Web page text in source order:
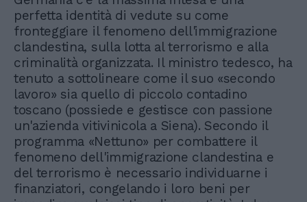
perfetta identità di vedute su come
fronteggiare il fenomeno dell'immigrazione
clandestina, sulla lotta al terrorismo e alla
criminalità organizzata. Il ministro tedesco, ha
tenuto a sottolineare come il suo «secondo
lavoro» sia quello di piccolo contadino
toscano (possiede e gestisce con passione
un'azienda vitivinicola a Siena). Secondo il
programma «Nettuno» per combattere il
fenomeno dell'immigrazione clandestina e
del terrorismo è necessario individuarne i
finanziatori, congelando i loro beni per